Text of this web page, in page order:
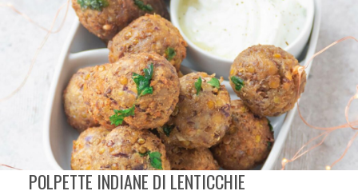
POLPETTE INDIANE DI LENTICCHIE